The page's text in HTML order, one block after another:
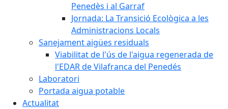
Penedès i al Garraf
Jornada: La Transició Ecològica a les
Administracions Locals
Sanejament aigües residuals
Viabilitat de l'ús de l'aigua regenerada de
l'EDAR de Vilafranca del Penedés
Laboratori
Portada aigua potable
Actualitat